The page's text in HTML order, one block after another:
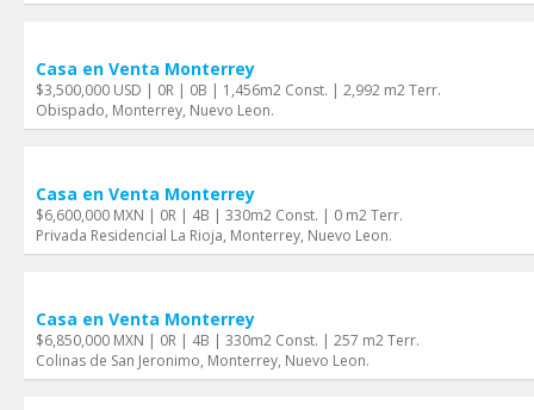
Casa en Venta Monterrey
$3,500,000 USD | 0R | 0B | 1,456m2 Const. | 2,992 m2 Terr.
Obispado, Monterrey, Nuevo Leon.
Casa en Venta Monterrey
$6,600,000 MXN | 0R | 4B | 330m2 Const. | 0 m2 Terr.
Privada Residencial La Rioja, Monterrey, Nuevo Leon.
Casa en Venta Monterrey
$6,850,000 MXN | 0R | 4B | 330m2 Const. | 257 m2 Terr.
Colinas de San Jeronimo, Monterrey, Nuevo Leon.